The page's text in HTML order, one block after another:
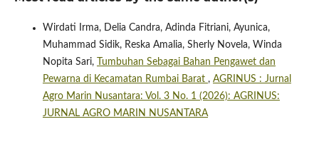
Wirdati Irma, Delia Candra, Adinda Fitriani, Ayunica,
Muhammad Sidik, Reska Amalia, Sherly Novela, Winda
Nopita Sari,
Tumbuhan Sebagai Bahan Pengawet dan
Pewarna di Kecamatan Rumbai Barat , AGRINUS : Jurnal
Agro Marin Nusantara: Vol. 3 No. 1 (2026): AGRINUS:
JURNAL AGRO MARIN NUSANTARA